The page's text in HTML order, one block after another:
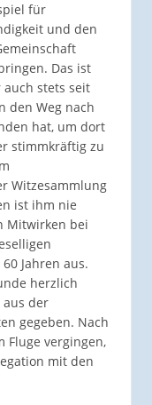
für
und den
Das ist
auch stets seit
den Weg nach
hat, um dort
stimmkräftig zu
Witzesammlung
ist ihm nie
Mitwirken bei
Jahren aus.
herzlich
aus der
gegeben. Nach
Fluge vergingen,
mit den